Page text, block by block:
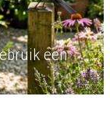
een